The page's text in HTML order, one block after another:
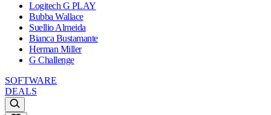
Logitech G PLAY
Bubba Wallace
Suellio Almeida
Bianca Bustamante
Herman Miller
G Challenge
SOFTWARE
DEALS